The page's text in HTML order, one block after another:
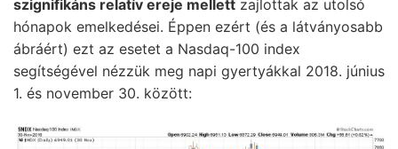
szignifikáns relatív ereje mellett zajlottak az utolsó
hónapok emelkedései. Éppen ezért (és a látványosabb
ábráért) ezt az esetet a Nasdaq-100 index
segítségével nézzük meg napi gyertyákkal 2018. június
1. és november 30. között: